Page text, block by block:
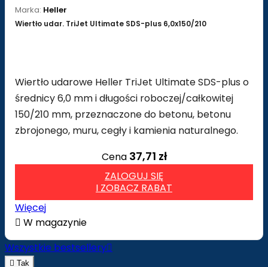
Marka: Heller
Wiertło udar. TriJet Ultimate SDS-plus 6,0x150/210
Wiertło udarowe Heller TriJet Ultimate SDS-plus o
średnicy 6,0 mm i długości roboczej/całkowitej
150/210 mm, przeznaczone do betonu, betonu
zbrojonego, muru, cegły i kamienia naturalnego.
Cena 37,71 zł
ZALOGUJ SIĘ
I ZOBACZ RABAT
Więcej
 W magazynie
Wszystkie bestsellery
 Tak